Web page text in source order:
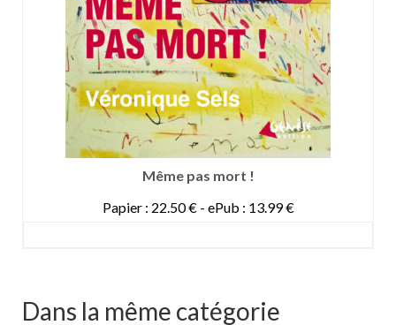
Même pas mort !
Papier : 22.50 € - ePub : 13.99 €
Dans la même catégorie